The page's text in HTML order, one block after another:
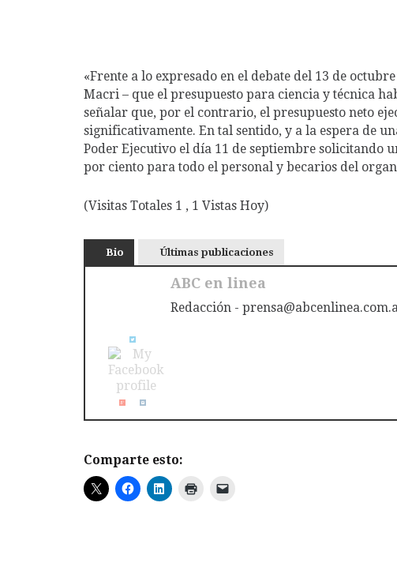
«Frente a lo expresado en el debate del 13 de
Macri – que el presupuesto para ciencia y técnica
señalar que, por el contrario, el presupuesto neto
significativamente. En tal sentido, y a la espera de
Poder Ejecutivo el día 11 de septiembre solicitando
por ciento para todo el personal y becarios del
(Visitas Totales 1 , 1 Vistas Hoy)
Bio Últimas publicaciones
ABC en linea
Redacción -
Comparte esto: